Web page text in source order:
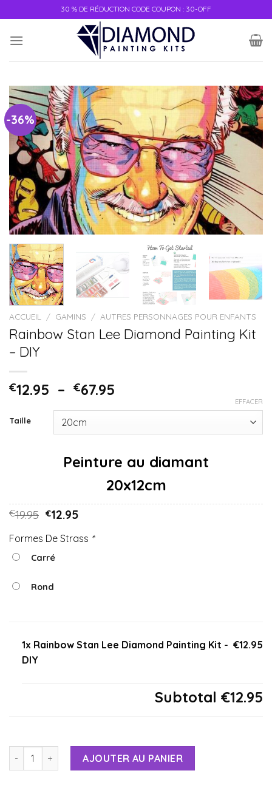
30 % DE RÉDUCTION CODE COUPON : 30-OFF
-36%
ACCUEIL / GAMINS / AUTRES PERSONNAGES POUR ENFANTS
Rainbow Stan Lee Diamond Painting Kit
– DIY
€12.95 – €67.95
Taille
EFFACER
20x12cm
€19.95 €12.95
Formes De Strass *
Carré
Rond
1x Rainbow Stan Lee Diamond Painting Kit -
DIY
€12.95
Subtotal €12.95
AJOUTER AU PANIER